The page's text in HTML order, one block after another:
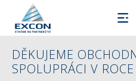
DĚKUJEME
SPOLUPRÁCI V